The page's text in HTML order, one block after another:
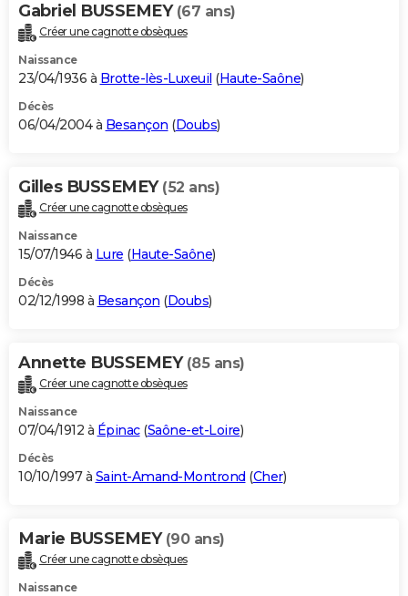
Gabriel BUSSEMEY (67 ans)
Créer une cagnotte obsèques
Naissance
23/04/1936 à Brotte-lès-Luxeuil (Haute-Saône)
Décès
06/04/2004 à Besançon (Doubs)
Gilles BUSSEMEY (52 ans)
Créer une cagnotte obsèques
Naissance
15/07/1946 à Lure (Haute-Saône)
Décès
02/12/1998 à Besançon (Doubs)
Annette BUSSEMEY (85 ans)
Créer une cagnotte obsèques
Naissance
07/04/1912 à Épinac(Saône-et-Loire)
Décès
10/10/1997 à Saint-Amand-Montrond (Cher)
Marie BUSSEMEY (90 ans)
Créer une cagnotte obsèques
Naissance